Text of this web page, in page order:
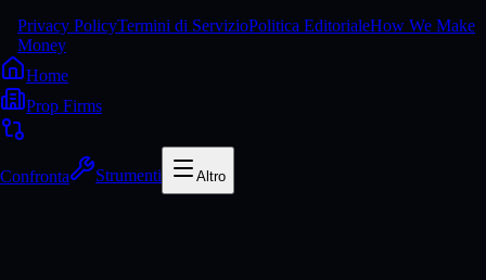
Privacy PolicyTermini di ServizioPolitica EditorialeHow We Make
Money
Home
Prop Firms
Confronta Strumenti Altro